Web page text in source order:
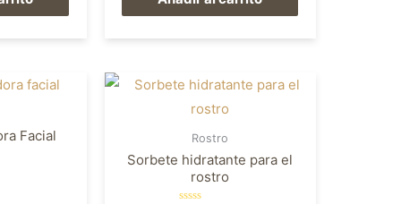
Facial Rostro
Sorbete hidratante para el
rostro